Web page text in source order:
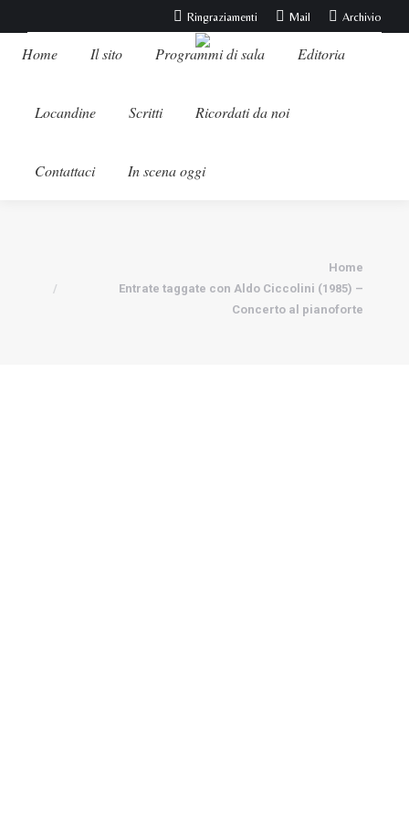
Ringraziamenti Mail Archivio
Home Il sito Programmi di sala Editoria
Locandine Scritti Ricordati da noi
Contattaci In scena oggi
Home
Entrate taggate con Aldo Ciccolini (1985) –
Concerto al pianoforte